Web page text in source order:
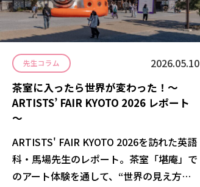
先生コラム
2026.05.10
茶室に入ったら世界が変わった！～
ARTISTS’ FAIR KYOTO 2026 レポート
～
ARTISTS' FAIR KYOTO 2026を訪れた英語
科・馬場先生のレポート。茶室「堪庵」で
のアート体験を通して、“世界の見え方が